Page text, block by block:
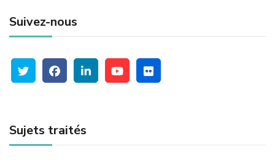
Suivez-nous
Sujets traités